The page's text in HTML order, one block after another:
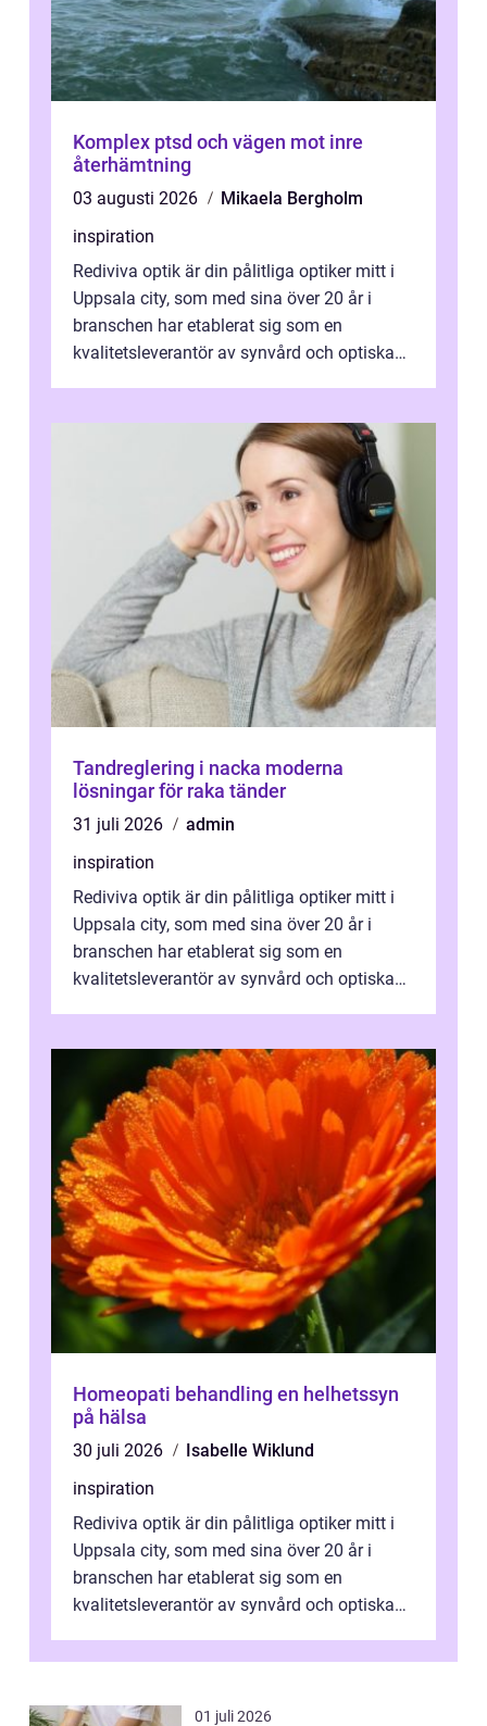
Komplex ptsd och vägen mot inre
återhämtning
03 augusti 2026
Mikaela Bergholm
inspiration
Rediviva optik är din pålitliga optiker mitt i
Uppsala city, som med sina över 20 år i
branschen har etablerat sig som en
kvalitetsleverantör av synvård och optiska
Tandreglering i nacka moderna
lösningar för raka tänder
31 juli 2026
admin
inspiration
Rediviva optik är din pålitliga optiker mitt i
Uppsala city, som med sina över 20 år i
branschen har etablerat sig som en
kvalitetsleverantör av synvård och optiska
Homeopati behandling en helhetssyn
på hälsa
30 juli 2026
Isabelle Wiklund
inspiration
Rediviva optik är din pålitliga optiker mitt i
Uppsala city, som med sina över 20 år i
branschen har etablerat sig som en
kvalitetsleverantör av synvård och optiska
01 juli 2026